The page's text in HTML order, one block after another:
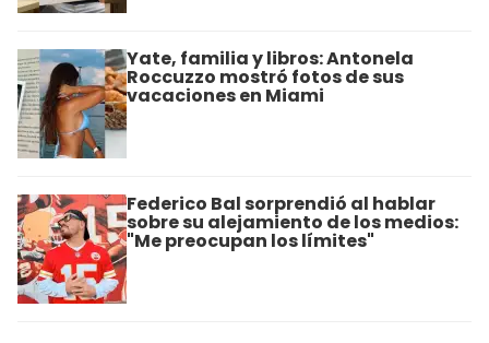
Yate, familia y libros: Antonela
Roccuzzo mostró fotos de sus
vacaciones en Miami
Federico Bal sorprendió al hablar
sobre su alejamiento de los medios:
"Me preocupan los límites"